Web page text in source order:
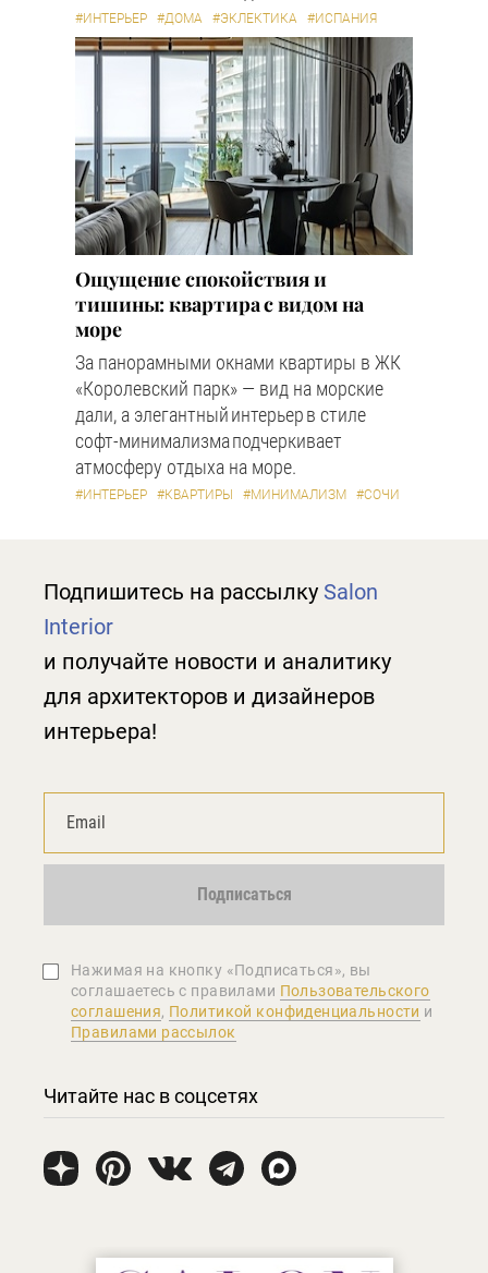
#ИНТЕРЬЕР #ДОМА #ЭКЛЕКТИКА #ИСПАНИЯ
Ощущение спокойствия и
тишины: квартира с видом на
море
За панорамными окнами квартиры в ЖК
«Королевский парк» — вид на морские
дали, а элегантный интерьер в стиле
софт-минимализма подчеркивает
атмосферу отдыха на море.
#ИНТЕРЬЕР #КВАРТИРЫ #МИНИМАЛИЗМ #СОЧИ
Подпишитесь на рассылку Salon
Interior
и получайте новости и аналитику
для архитекторов и дизайнеров
интерьера!
Подписаться
Нажимая на кнопку «Подписаться», вы
соглашаетеcь с правилами Пользовательского
соглашения, Политикой конфиденциальности и
Правилами рассылок
Читайте нас в соцсетях